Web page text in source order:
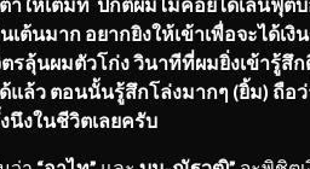
นมาก อยากยิงให้เข้าเพื่อจะได้เงิ
ลุ้นผมตัวโก่ง วินาทีที่ผมยิ่งเข้ารู้สึ
แล้ว ตอนนั้นรู้สึกโล่งมากๆ (ยิ้ม) ถือว่
งในชีวิตเลยครับ